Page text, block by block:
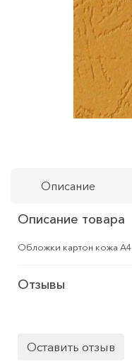
Описание
Описание товара
Обложки картон кожа
Отзывы
Оставить отзыв